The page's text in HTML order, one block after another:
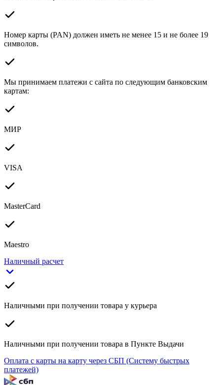
Номер карты (PAN) должен иметь не менее 15 и не более 19
символов.
Мы принимаем платежи с сайта по следующим банковским
картам:
МИР
VISA
MasterCard
Maestro
Наличный расчет
Наличными при получении товара у курьера
Наличными при получении товара в Пункте Выдачи
Оплата с карты на карту через СБП (Систему быстрых
платежей)